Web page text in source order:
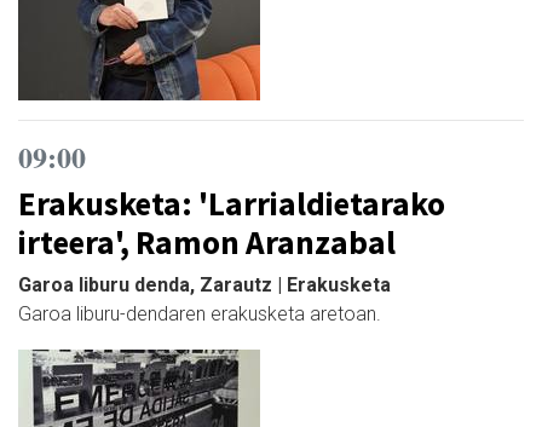
09:00
Erakusketa: 'Larrialdietarako
irteera', Ramon Aranzabal
Garoa liburu denda, Zarautz | Erakusketa
Garoa liburu-dendaren erakusketa aretoan.